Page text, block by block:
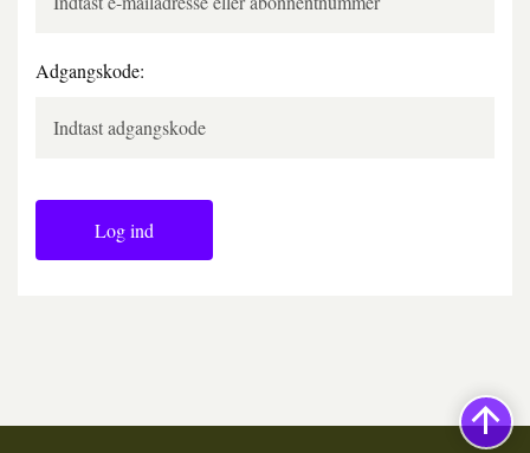
Adgangskode:
Log ind